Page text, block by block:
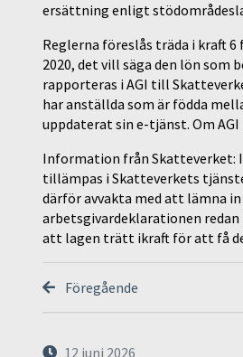
ersättning enligt
Reglerna föreslås träda i kraft
2020, det vill säga den lön som
rapporteras i AGI till
har anställda som är födda
uppdaterat sin e-tjänst. Om
Information från Skatteverket:
tillämpas i Skatteverkets
därför avvakta med att lämna
arbetsgivardeklarationen
att lagen trätt ikraft för att få
Föregående
12 juni 2026